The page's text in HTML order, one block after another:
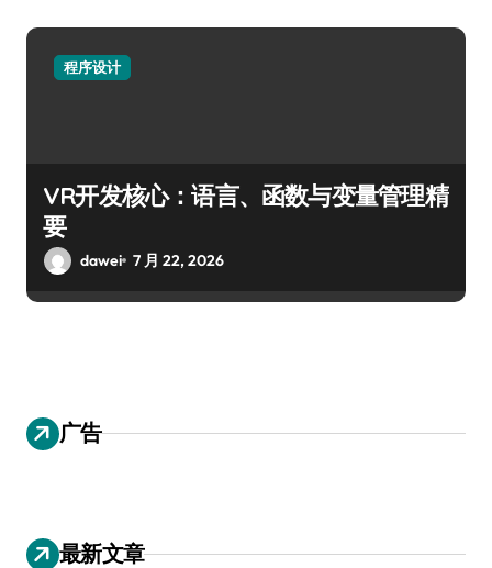
程序设计
VR开发核心：语言、函数与变量管理精
要
dawei 7 月 22, 2026
广告
最新文章